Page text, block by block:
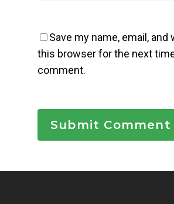
Save my name, email, and
this browser for the next
comment.